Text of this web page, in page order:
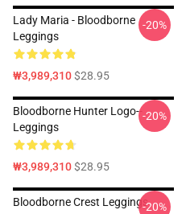
Lady Maria - Bloodborne
Leggings
₩3,989,310$28.95
-20%
Bloodborne Hunter Logo--
Leggings
₩3,989,310$28.95
-20%
Bloodborne Crest Leggings-20%